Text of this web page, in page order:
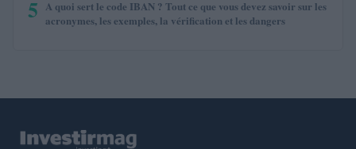
5 A quoi sert le code IBAN ? Tout ce que vous devez savoir sur les
acronymes, les exemples, la vérification et les dangers